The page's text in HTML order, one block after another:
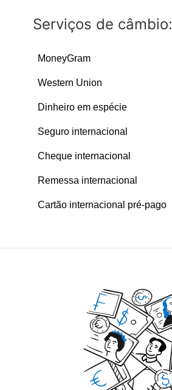
Serviços de câmbio:
MoneyGram
Western Union
Dinheiro em espécie
Seguro internacional
Cheque internacional
Remessa internacional
Cartão internacional pré-pago